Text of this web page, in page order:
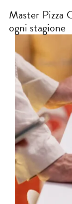
Master Pizza
ogni stagione